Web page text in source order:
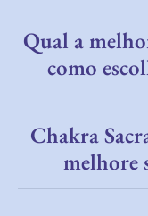
Qual a
como
Chakra
melhore